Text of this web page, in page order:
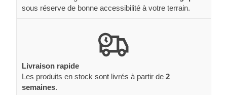
sous réserve de bonne accessibilité à votre terrain.
Livraison rapide
Les produits en stock sont livrés à partir de 2
semaines.